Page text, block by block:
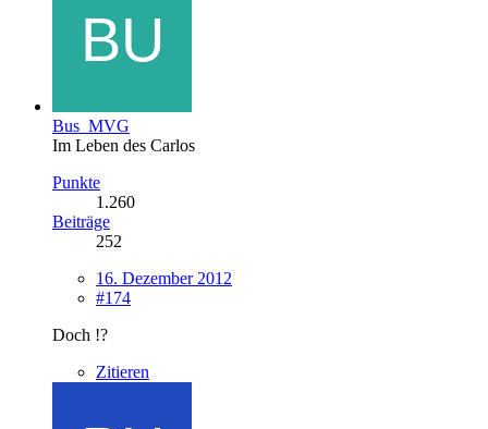
Bus_MVG
Im Leben des Carlos
Punkte
1.260
Beiträge
252
16. Dezember 2012
#174
Doch !?
Zitieren